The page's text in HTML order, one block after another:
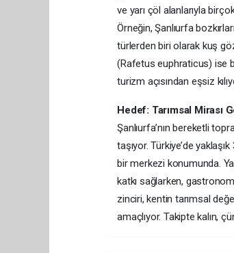
ve yarı çöl alanlarıyla
Örneğin, Şanlıurfa
türlerden biri olarak kuş
(Rafetus euphraticus) ise
turizm açısından eşsiz
Hedef: Tarımsal Mirası
Şanlıurfa’nın bereketli
taşıyor. Türkiye’de
bir merkezi konumunda.
katkı sağlarken,
zinciri, kentin tarımsal
amaçlıyor. Takipte kalın,